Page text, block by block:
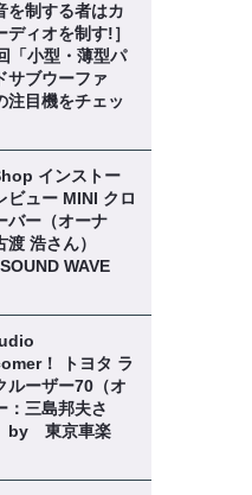
を制する者はカ
ディオを制す!］
「小型・薄型パ
サブウーファ
注目機をチェッ
インストー
ビュー MINI クロ
バー（オーナ
渡 浩さん）
WAVE
！ トヨタ ラ
ルーザー70（オ
：三島邦夫さ
by 東京車楽